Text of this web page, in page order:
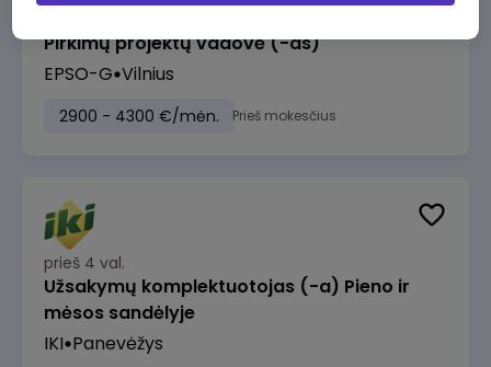
Pirkimų projektų vadovė (-as)
EPSO-G Vilnius
2900 - 4300 €/mėn. Prieš mokesčius
prieš 4 val.
Užsakymų komplektuotojas (-a) Pieno ir
mėsos sandėlyje
IKI Panevėžys